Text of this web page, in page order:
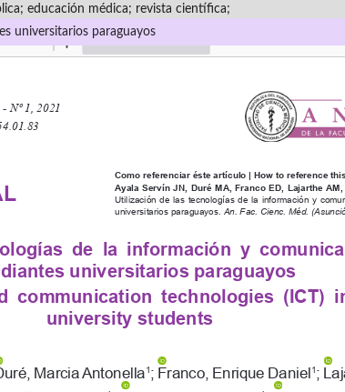
educación médica; revista científica;
universitarios paraguayos